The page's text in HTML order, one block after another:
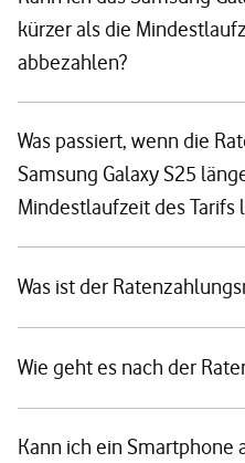
kürzer als die
abbezahlen?
Was passiert, wenn die
Samsung Galaxy S25
Mindestlaufzeit des Tarifs
Was ist der
Wie geht es nach der
Kann ich ein Smartphone